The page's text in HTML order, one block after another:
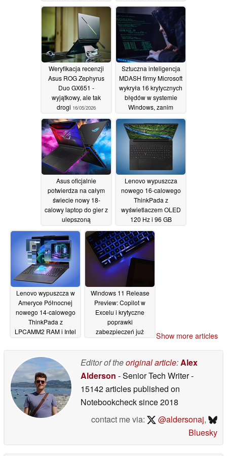
17/05/2026
RAM17/05/2026
Weryfikacja recenzji
Asus ROG Zephyrus
Duo GX651 -
wyjątkowy, ale tak
drogi 16/05/2026
Sztuczna inteligencja
MDASH firmy Microsoft
wykryła 16 krytycznych
błędów w systemie
Windows, zanim
wykorzystać16/05/2026
Asus oficjalnie
potwierdza na całym
świecie nowy 18-
calowy laptop do gier z
ulepszoną
wyświetlaczem 4K Mini
LED 16/05/2026
Lenovo wypuszcza
nowego 16-calowego
ThinkPada z
wyświetlaczem OLED
120 Hz i 96 GB
LPCAMM2
Lenovo wypuszcza w
Ameryce Północnej
nowego 14-calowego
ThinkPada z
LPCAMM2 RAM i Intel
Windows 11 Release
Preview: Copilot w
Excelu i krytyczne
poprawki
zabezpieczeń już
Show more articles
Editor of theoriginal article:Alex
Alderson - Senior Tech Writer-
15142 articles published on
Notebookchecksince 2018
contact me via:
@aldersonaj,
Bluesky